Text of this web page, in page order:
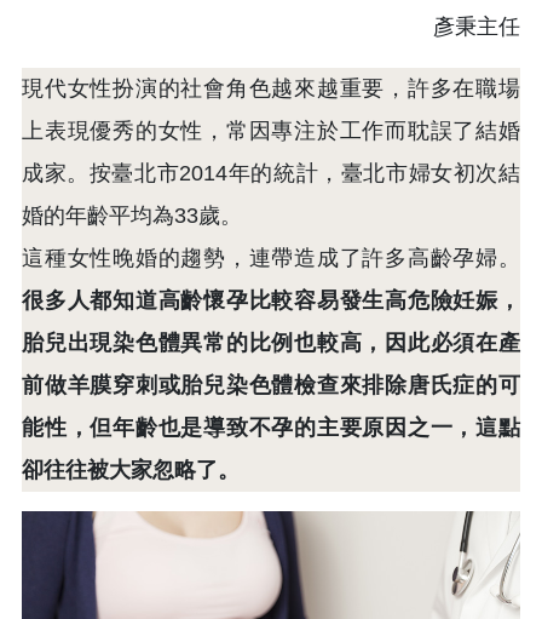
彥秉主任
現代女性扮演的社會角色越來越重要，許多在職場
上表現優秀的女性，常因專注於工作而耽誤了結婚
成家。按臺北市2014年的統計，臺北市婦女初次結
婚的年齡平均為33歲。
這種女性晚婚的趨勢，連帶造成了許多高齡孕婦。
很多人都知道高齡懷孕比較容易發生高危險妊娠，
胎兒出現染色體異常的比例也較高，因此必須在產
前做羊膜穿刺或胎兒染色體檢查來排除唐氏症的可
能性，但年齡也是導致不孕的主要原因之一，這點
卻往往被大家忽略了。